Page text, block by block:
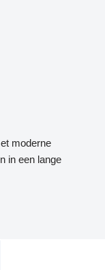
moderne
in een lange